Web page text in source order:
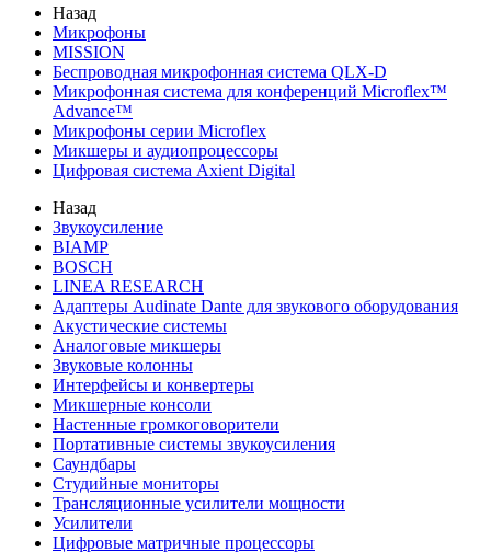
Назад
Микрофоны
MISSION
Беспроводная микрофонная система QLX-D
Микрофонная система для конференций Microflex™
Advance™
Микрофоны серии Microflex
Микшеры и аудиопроцессоры
Цифровая система Axient Digital
Назад
Звукоусиление
BIAMP
BOSCH
LINEA RESEARCH
Адаптеры Audinate Dante для звукового оборудования
Акустические системы
Аналоговые микшеры
Звуковые колонны
Интерфейсы и конвертеры
Микшерные консоли
Настенные громкоговорители
Портативные системы звукоусиления
Саундбары
Студийные мониторы
Трансляционные усилители мощности
Усилители
Цифровые матричные процессоры